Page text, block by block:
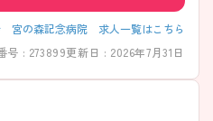
宮の森記念病院 求人一覧はこちら
号 : 273899更新日 : 2026年7月31日